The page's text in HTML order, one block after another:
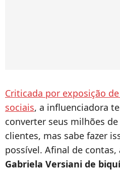
Criticada por exposição
sociais, a influenciadora
converter seus milhões
clientes, mas sabe fazer
possível. Afinal de contas,
Gabriela Versiani de